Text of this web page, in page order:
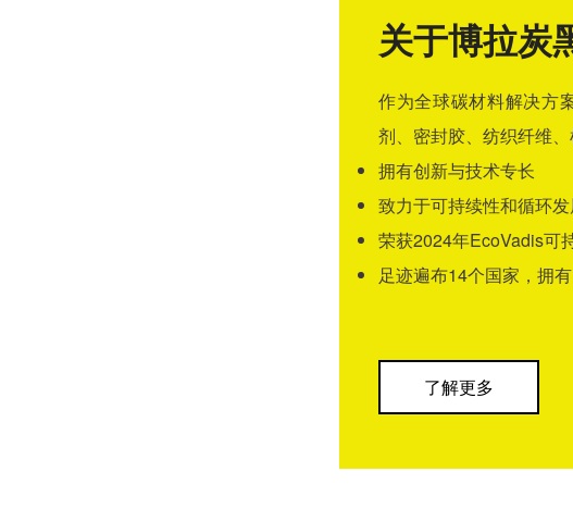
关于博拉炭
作为全球碳材料解决方
剂、密封胶、纺织纤维
拥有创新与技术专长
致力于可持续性和循环
荣获2024年EcoVadis可
足迹遍布14个国家，拥
了解更多